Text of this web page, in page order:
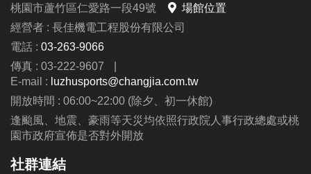
綜合球場僅限籃、排、羽球運動使用，禁止教學與訓
練。
壁球場亦同，僅供個人運動使用。
抽籤資格、場地使用規定及課程占用時段請詳見公
告。
桃園市蘆竹區仁愛路一段49號
場館位置
經營者 : 長佳機電工程股份有限公司
電話 : 03-263-9066
傳真 : 03-222-9607
|
E-mail : luzhusports@changjia.com.tw
開放時間 : 06:00~22:00 (除夕、初一休館)
逢颱風、地震、豪雨等天災均依照行政院人事行政總處或桃
園市政府宣佈是否對外開放
社群連結